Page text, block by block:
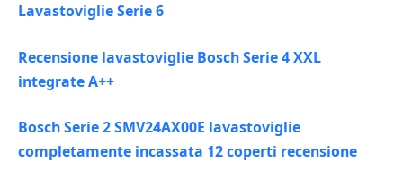
Lavastoviglie Serie 6
Recensione lavastoviglie Bosch Serie 4 XXL
integrate A++
Bosch Serie 2 SMV24AX00E lavastoviglie
completamente incassata 12 coperti recensione